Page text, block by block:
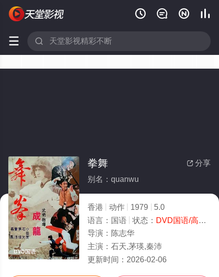
   
 
DVD国语
 分享
拳舞
别名：quanwu
香港 动作 1979
5.0
语言： 国语 状态： DVD国语/高清
导演： 陈志华
主演： 石天,茅瑛,秦沛
更新时间： 2026-02-06